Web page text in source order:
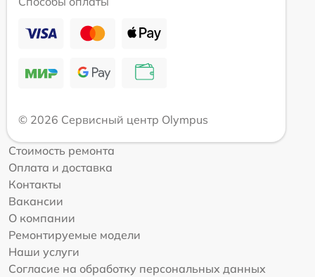
© 2026 Сервисный центр Olympus
Стоимость ремонта
Оплата и доставка
Контакты
Вакансии
О компании
Ремонтируемые модели
Наши услуги
Согласие на обработку персональных данных